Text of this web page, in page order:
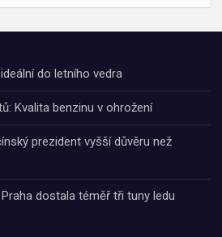
do letního vedra
Kvalita benzinu v ohrožení
prezident vyšší důvěru než
dostala téměř tři tuny ledu